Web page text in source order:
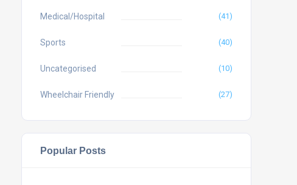
Medical/Hospital (41)
Sports (40)
Uncategorised (10)
Wheelchair Friendly (27)
Popular Posts